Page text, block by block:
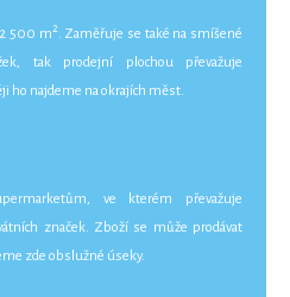
500 m2. Zaměřuje se také na smíšené
tak prodejní plochou převažuje
ho najdeme na okrajích měst.
ve kterém převažuje
značek. Zboží se může prodávat
zde obslužné úseky.